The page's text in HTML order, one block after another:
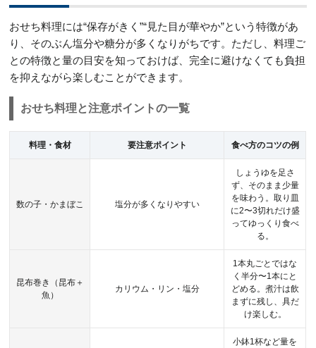
おせち料理には“保存がきく”“見た目が華やか”という特徴があ
り、そのぶん塩分や糖分が多くなりがちです。ただし、料理ご
との特徴と量の目安を知っておけば、完全に避けなくても負担
を抑えながら楽しむことができます。
おせち料理と注意ポイントの一覧
料理・食材 要注意ポイント 食べ方のコツの例
数の子・かまぼこ 塩分が多くなりやすい
しょうゆを足さ
ず、そのまま少量
を味わう。取り皿
に2〜3切れだけ盛
ってゆっくり食べ
る。
昆布巻き（昆布＋
魚）
カリウム・リン・塩分
1本丸ごとではな
く半分〜1本にと
どめる。煮汁は飲
まずに残し、具だ
け楽しむ。
小鉢1杯など量を